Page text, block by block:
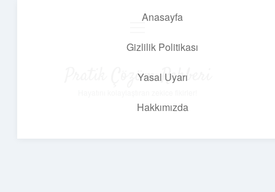
Anasayfa
Gizlilik Politikası
Yasal Uyarı
Hakkımızda
Pratik Çözüm Rehberi